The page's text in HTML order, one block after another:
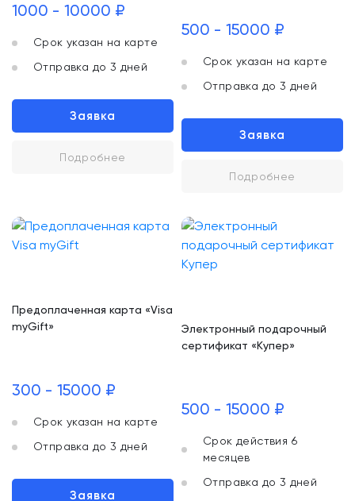
1000 - 10000 ₽
Срок указан на карте
Отправка до 3 дней
Заявка
Подробнее
500 - 15000 ₽
Срок указан на карте
Отправка до 3 дней
Заявка
Подробнее
Предоплаченная карта «Visa
myGift»
300 - 15000 ₽
Срок указан на карте
Отправка до 3 дней
Заявка
Электронный подарочный
сертификат «Купер»
500 - 15000 ₽
Срок действия 6
месяцев
Отправка до 3 дней